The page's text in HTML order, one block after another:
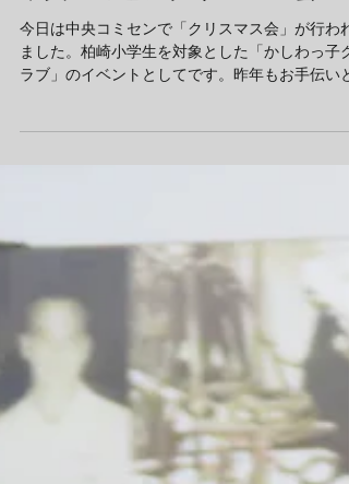
今日は中央コミセンで「クリスマス会」が行われ
ました。柏崎小学生を対象とした「かしわっ子ク
ラブ」のイベントとしてです。昨年もお手伝いと
して参加しまし、今年も同様にサンタの格好をし
てお手伝いしました。 今年は写真にあるようなキ
ーホルダーをつくったりする工作の時間もあり、
第一中学...